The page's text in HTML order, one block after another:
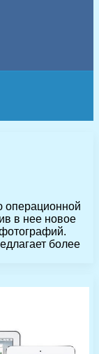
операционной
в нее новое
более